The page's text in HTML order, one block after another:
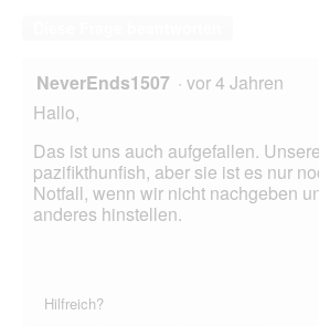
NeverEnds1507 · vor 4 Jahren
Hallo,
Das ist uns auch aufgefallen.
pazifikthunfish, aber sie ist es nur
Notfall, wenn wir nicht nachgeben
anderes hinstellen.
Hilfreich?